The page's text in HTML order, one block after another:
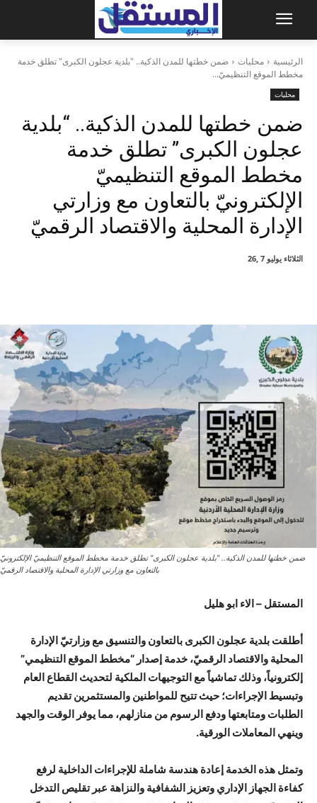
الرئيسية محليات
ضمن خطتها للمدن الذكية.. "بلدية عجلون الكبرى" تطلق خدمة
مخطط الموقع التنظيميّ...
محليات
ضمن خطتها للمدن الذكية.. “بلدية
عجلون الكبرى” تطلق خدمة
مخطط الموقع التنظيميّ
الإلكترونيّ بالتعاون مع وزارتي
الإدارة المحلية والاقتصاد الرقميّ
الثلاثاء يوليو 7 ,26
ضمن خطتها للمدن الذكية.. "بلدية عجلون الكبرى" تطلق خدمة مخطط الموقع التنظيميّ الإلكترونيّ
بالتعاون مع وزارتي الإدارة المحلية والاقتصاد الرقميّ
المستقل – الاء ابو هليل
أطلقت بلدية عجلون الكبرى بالتعاون والتنسيق مع وزارتيّ الإدارة
المحلية والاقتصاد الرقميّ، خدمة إصدار “مخطط الموقع التنظيمي”
إلكترونياً، وذلك تماشياً مع التوجيهات الملكية لتحديث القطاع العام
وتبسيط الإجراءات؛ حيث تتيح للمواطنين والمستثمرين تقديم
الطلبات ومتابعتها ودفع الرسوم من منازلهم، مما يوفر الوقت والجهد
وينهي المعاملات الورقية.
وتمثل هذه الخدمة إعادة هندسة شاملة للإجراءات الداخلية لرفع
كفاءة الجهاز الإداري وتعزيز الشفافية والنزاهة عبر تقليص التدخل